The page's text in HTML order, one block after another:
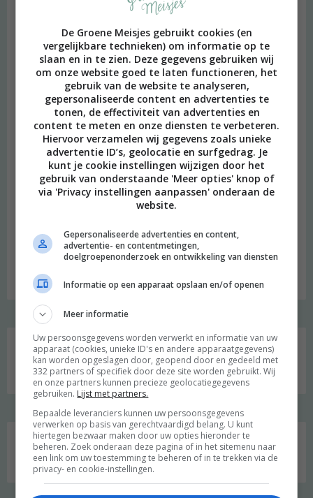
Hi, ik ben Merel! Ik neem je graag mee in mijn persoonlijke
onderzoek naar een duurzame en meer bewuste leefstijl.
Welkom op mijn blog!
Social media
Zoeken
naar:
De Groene Meisjes gebruikt cookies (en
vergelijkbare technieken) om informatie op te
slaan en in te zien. Deze gegevens gebruiken wij
om onze website goed te laten functioneren, het
gebruik van de website te analyseren,
gepersonaliseerde content en advertenties te
tonen, de effectiviteit van advertenties en
content te meten en onze diensten te verbeteren.
Hiervoor verzamelen wij gegevens zoals unieke
advertentie ID’s, geolocatie en surfgedrag. Je
kunt je cookie instellingen wijzigen door het
gebruik van onderstaande 'Meer opties' knop of
via 'Privacy instellingen aanpassen' onderaan de
website.
Gepersonaliseerde advertenties en content,
advertentie- en contentmetingen,
doelgroepenonderzoek en ontwikkeling van diensten
Informatie op een apparaat opslaan en/of openen
Meer informatie
Uw persoonsgegevens worden verwerkt en informatie van uw
apparaat (cookies, unieke ID's en andere apparaatgegevens)
kan worden opgeslagen door, geopend door en gedeeld met
332 partners of specifiek door deze site worden gebruikt. Wij
en onze partners kunnen precieze geolocatiegegevens
gebruiken. Lijst met partners.
Bepaalde leveranciers kunnen uw persoonsgegevens
verwerken op basis van gerechtvaardigd belang. U kunt
hiertegen bezwaar maken door uw opties hieronder te
beheren. Zoek onderaan deze pagina of in het sitemenu naar
een link om uw toestemming te beheren of in te trekken via de
privacy- en cookie-instellingen.